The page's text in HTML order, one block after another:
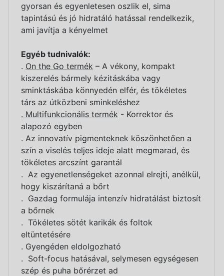
gyorsan és egyenletesen oszlik el, sima
tapintású és jó hidratáló hatással rendelkezik,
ami javítja a kényelmet
Egyéb tudnivalók:
. On the Go termék – A vékony, kompakt
kiszerelés bármely kézitáskába vagy
sminktáskába könnyedén elfér, és tökéletes
társ az útközbeni sminkeléshez
. Multifunkcionális termék - Korrektor és
alapozó egyben
. Az innovatív pigmenteknek köszönhetően a
szín a viselés teljes ideje alatt megmarad, és
tökéletes arcszínt garantál
. Az egyenetlenségeket azonnal elrejti, anélkül,
hogy kiszárítaná a bőrt
. Gazdag formulája intenzív hidratálást biztosít
a bőrnek
. Tökéletes sötét karikák és foltok
eltüntetésére
. Gyengéden eldolgozható
. Soft-focus hatásával, selymesen egységesen
szép és puha bőrérzet ad